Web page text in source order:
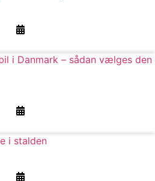
i Danmark – sådan vælges den
i stalden